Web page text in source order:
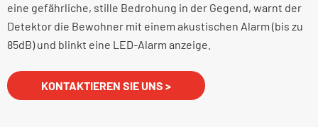
eine gefährliche, stille Bedrohung in der Gegend, warnt der
Detektor die Bewohner mit einem akustischen Alarm (bis zu
85dB) und blinkt eine LED-Alarm anzeige.
KONTAKTIEREN SIE UNS >